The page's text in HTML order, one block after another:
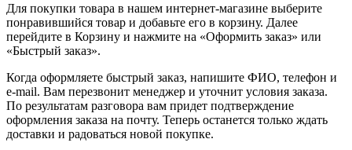
Для покупки товара в нашем интернет-магазине выберите
понравившийся товар и добавьте его в корзину. Далее
перейдите в Корзину и нажмите на «Оформить заказ» или
«Быстрый заказ».
Когда оформляете быстрый заказ, напишите ФИО, телефон и
e-mail. Вам перезвонит менеджер и уточнит условия заказа.
По результатам разговора вам придет подтверждение
оформления заказа на почту. Теперь останется только ждать
доставки и радоваться новой покупке.